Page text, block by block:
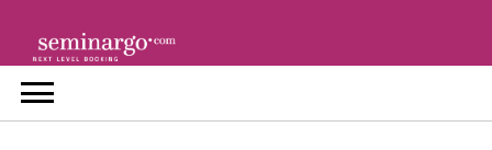
content